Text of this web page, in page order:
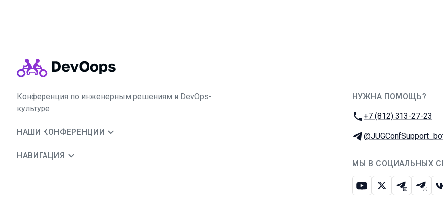
Конференция по инженерным решениям и DevOps-
культуре
НАШИ КОНФЕРЕНЦИИ
НАВИГАЦИЯ
НУЖНА ПОМОЩЬ?
Телефон:
+7 (812) 313-27-23
Телеграм:
МЫ В СОЦИАЛЬНЫХ
ЮтубИкс Телеграм-